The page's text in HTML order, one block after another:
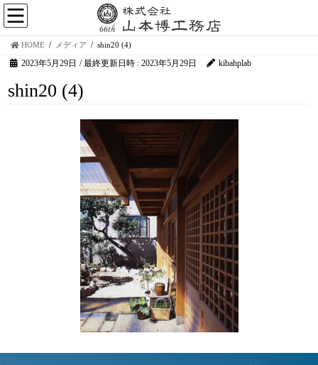
HOME メディア shin20 (4)
2023年5月29日 / 最終更新日時 :2023年5月29日 kibahplab
shin20 (4)